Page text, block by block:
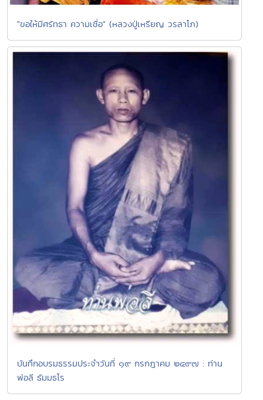
"ขอให้มีศรัทธา ความเชื่อ" (หลวงปู่เหรียญ วรลาโภ)
บันทึกอบรมธรรมประจำวันที่ ๑๙ กรกฎาคม ๒๔๙๗ : ท่าน
พ่อลี ธัมมธโร